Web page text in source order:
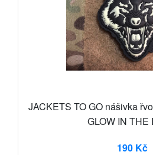
JACKETS TO GO nášivka
GLOW IN THE
190 Kč